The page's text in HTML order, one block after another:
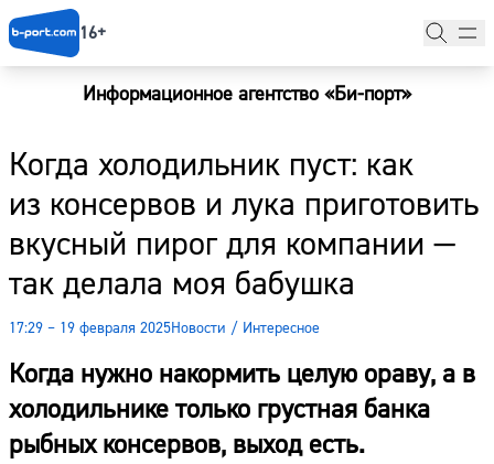
16+
Информационное агентство «Би-порт»
Когда холодильник пуст: как
из консервов и лука приготовить
вкусный пирог для компании —
так делала моя бабушка
17:29 – 19 февраля 2025Новости / Интересное
Когда нужно накормить целую ораву, а в
холодильнике только грустная банка
рыбных консервов, выход есть.
Новости
Наши гости
Фоторепортажи
Погода
Курсы валют